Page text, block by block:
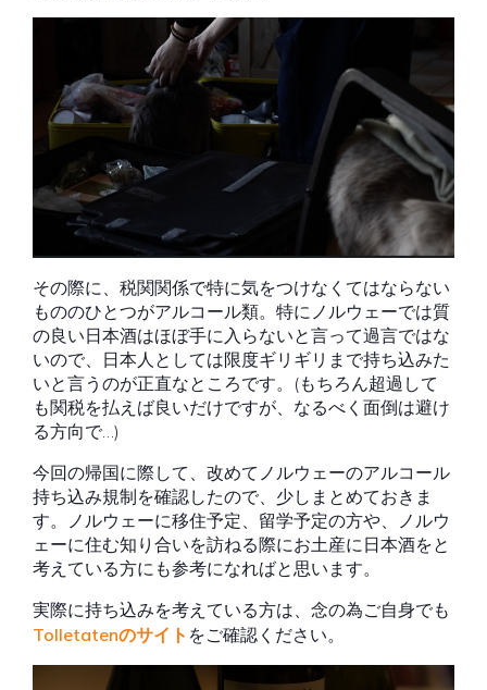
その際に、税関関係で特に気をつけなくてはならない
もののひとつがアルコール類。特にノルウェーでは質
の良い日本酒はほぼ手に入らないと言って過言ではな
いので、日本人としては限度ギリギリまで持ち込みた
いと言うのが正直なところです。(もちろん超過して
も関税を払えば良いだけですが、なるべく面倒は避け
る方向で…)
今回の帰国に際して、改めてノルウェーのアルコール
持ち込み規制を確認したので、少しまとめておきま
す。ノルウェーに移住予定、留学予定の方や、ノルウ
ェーに住む知り合いを訪ねる際にお土産に日本酒をと
考えている方にも参考になればと思います。
実際に持ち込みを考えている方は、念の為ご自身でも
Tolletatenのサイト をご確認ください。